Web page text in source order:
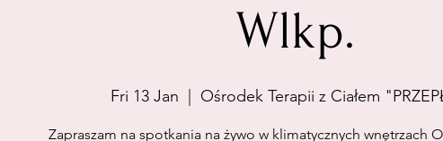
Wlkp.
Fri 13 Jan
  |
Ośrodek Terapii z Ciałem
Zapraszam na spotkania na żywo w klimatycznych wnętrzach